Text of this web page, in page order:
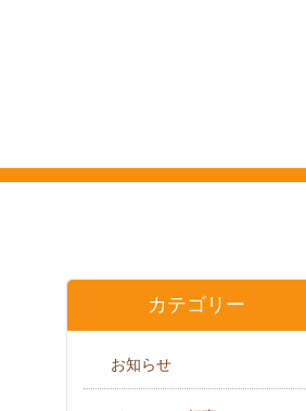
カテゴリー
お知らせ